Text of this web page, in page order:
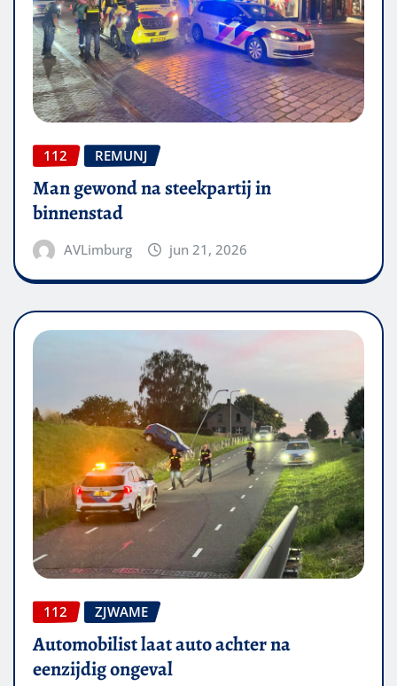
112 REMUNJ
Man gewond na steekpartij in
binnenstad
AVLimburg jun 21, 2026
112 ZJWAME
Automobilist laat auto achter na
eenzijdig ongeval